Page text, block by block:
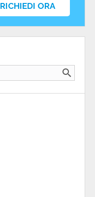
search
RICHIEDI ORA